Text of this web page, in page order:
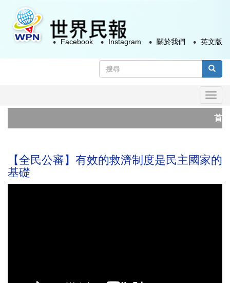
容
搜
尋
Facebook Instagram 關於我們 英文版
首例
【全民公審】有效的救濟制度是民主國家的
基礎